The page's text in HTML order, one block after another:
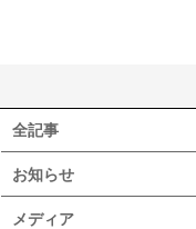
全記事
お知らせ
メディア